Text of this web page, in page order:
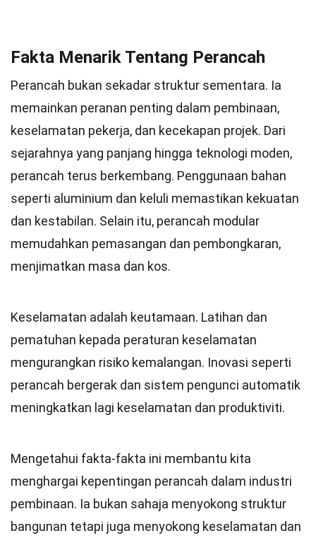
Fakta Menarik Tentang Perancah
Perancah bukan sekadar struktur sementara. Ia
memainkan peranan penting dalam pembinaan,
keselamatan pekerja, dan kecekapan projek. Dari
sejarahnya yang panjang hingga teknologi moden,
perancah terus berkembang. Penggunaan bahan
seperti aluminium dan keluli memastikan kekuatan
dan kestabilan. Selain itu, perancah modular
memudahkan pemasangan dan pembongkaran,
menjimatkan masa dan kos.
Keselamatan adalah keutamaan. Latihan dan
pematuhan kepada peraturan keselamatan
mengurangkan risiko kemalangan. Inovasi seperti
perancah bergerak dan sistem pengunci automatik
meningkatkan lagi keselamatan dan produktiviti.
Mengetahui fakta-fakta ini membantu kita
menghargai kepentingan perancah dalam industri
pembinaan. Ia bukan sahaja menyokong struktur
bangunan tetapi juga menyokong keselamatan dan